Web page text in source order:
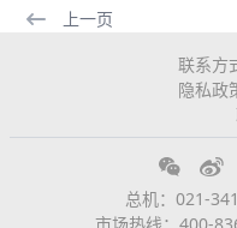
上一页
联系方
隐私政
总机：021-